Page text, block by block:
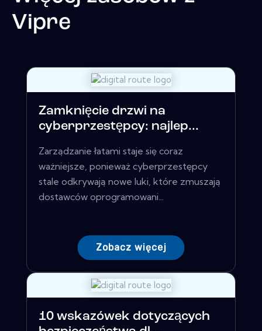
Vipre
Zamknięcie drzwi na
cyberprzestępcy: najlep...
Zarządzanie łatami staje się coraz
ważniejsze, ponieważ cyberprzestępcy
stale odkrywają nowe luki, które zmuszają
dostawców oprogramowani...
Zobacz więcej
10 wskazówek dotyczących